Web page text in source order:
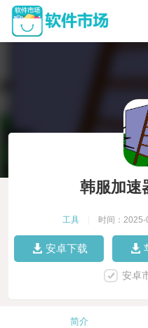
韩服加速
工具 时间：2025-
安卓下载
安卓
简介